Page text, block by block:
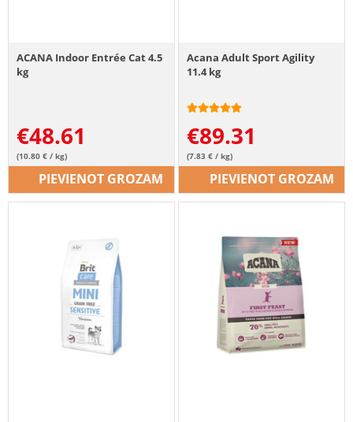
ACANA Indoor Entrée Cat 4.5
kg
€48.61
(10.80 € / kg)
PIEVIENOT GROZAM
Acana Adult Sport Agility
11.4 kg
€89.31
(7.83 € / kg)
PIEVIENOT GROZAM